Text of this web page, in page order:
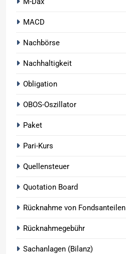
MACD
Nachbörse
Nachhaltigkeit
Obligation
OBOS-Oszillator
Paket
Pari-Kurs
Quellensteuer
Quotation Board
Rücknahme von Fondsanteilen
Rücknahmegebühr
Sachanlagen (Bilanz)